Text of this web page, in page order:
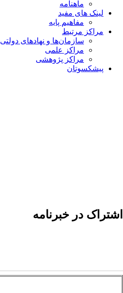
ماهنامه
لینک های مفید
مفاهیم پایه
مراکز مرتبط
سازمان‌ها و نهادهای دولتی
مراکز علمی
مراکز پژوهشی
پیشکسوتان
اشتراک در خبرنامه